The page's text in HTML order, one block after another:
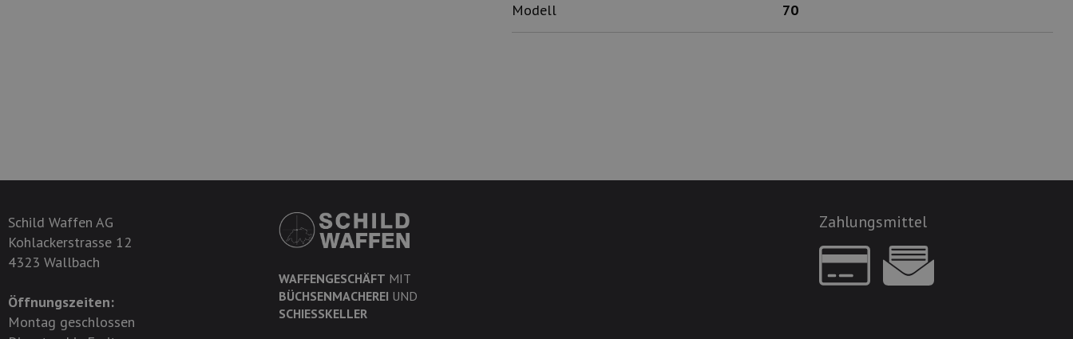
Modell 70
Schild Waffen AG
Kohlackerstrasse 12
4323 Wallbach
Öffnungszeiten:
Montag geschlossen
WAFFENGESCHÄFT MIT
BÜCHSENMACHEREI UND
SCHIESSKELLER
Zahlungsmittel